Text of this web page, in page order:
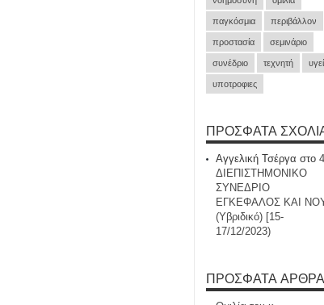
παγκόσμια περιβάλλον
προστασία σεμινάριο
συνέδριο τεχνητή
υποτροφιες
ΠΡΌΣΦΑΤΑ
Αγγελική Τσέργα στο
ΔΙΕΠΙΣΤΗΜΟΝΙΚΟ
ΣΥΝΕΔΡΙΟ
ΕΓΚΕΦΑΛΟΣ ΚΑΙ
(Υβριδικό) [15-
17/12/2023)
ΠΡΌΣΦΑΤΑ ΆΡΘΡΑ